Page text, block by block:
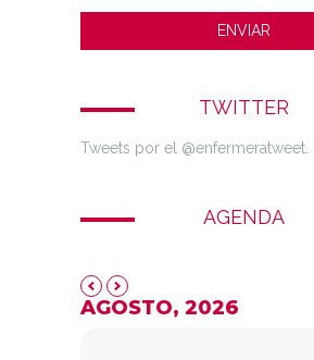
TWITTER
Tweets por el @enfermeratweet.
AGENDA
AGOSTO, 2026